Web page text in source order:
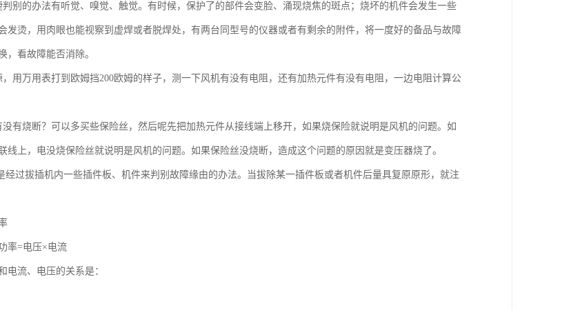
别的办法有听觉、嗅觉、触觉。有时候，保护了的部件会变脸、涌现烧焦的斑点；烧坏的机件会发生一些
发烫，用肉眼也能视察到虚焊或者脱焊处，有两台同型号的仪器或者有剩余的附件，将一度好的备品与故障
，看故障能否消除。
用万用表打到欧姆挡200欧姆的样子，测一下风机有没有电阻，还有加热元件有没有电阻，一边电阻计算公
有烧断？可以多买些保险丝，然后呢先把加热元件从接线端上移开，如果烧保险就说明是风机的问题。如
线上，电没烧保险丝就说明是风机的问题。如果保险丝没烧断，造成这个问题的原因就是变压器烧了。
经过拔插机内一些插件板、机件来判别故障缘由的办法。当拔除某一插件板或者机件后量具复原原形，就注
率=电压×电流
电流、电压的关系是：